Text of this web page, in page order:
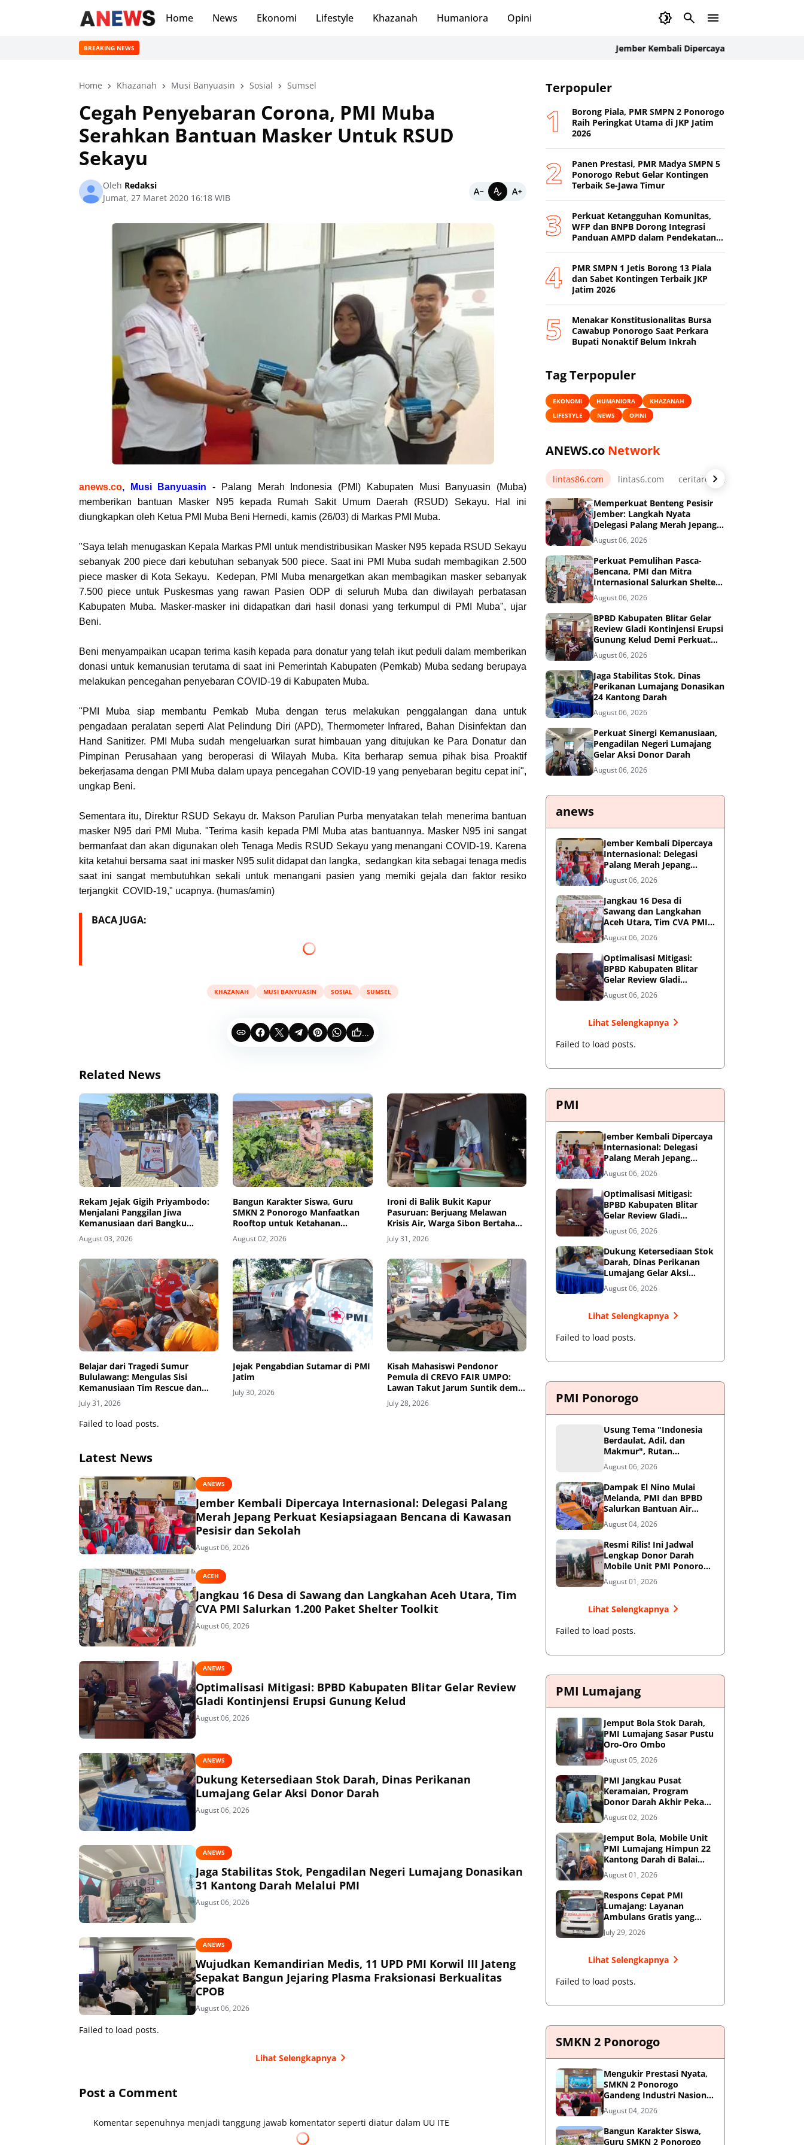
Home News Ekonomi Lifestyle Khazanah Humaniora Opini
BREAKING NEWS Jember Kembali Dipercaya Internasional: Delegasi
Home Khazanah Musi Banyuasin Sosial Sumsel
Cegah Penyebaran Corona, PMI Muba
Serahkan Bantuan Masker Untuk RSUD
Sekayu
Oleh Redaksi
Jumat, 27 Maret 2020 16:18 WIB
anews.co, Musi Banyuasin - Palang Merah Indonesia (PMI) Kabupaten Musi Banyuasin (Muba)
memberikan bantuan Masker N95 kepada Rumah Sakit Umum Daerah (RSUD) Sekayu. Hal ini
diungkapkan oleh Ketua PMI Muba Beni Hernedi, kamis (26/03) di Markas PMI Muba.
"Saya telah menugaskan Kepala Markas PMI untuk mendistribusikan Masker N95 kepada RSUD Sekayu
sebanyak 200 piece dari kebutuhan sebanyak 500 piece. Saat ini PMI Muba sudah membagikan 2.500
piece masker di Kota Sekayu. Kedepan, PMI Muba menargetkan akan membagikan masker sebanyak
7.500 piece untuk Puskesmas yang rawan Pasien ODP di seluruh Muba dan diwilayah perbatasan
Kabupaten Muba. Masker-masker ini didapatkan dari hasil donasi yang terkumpul di PMI Muba", ujar
Beni.
Beni menyampaikan ucapan terima kasih kepada para donatur yang telah ikut peduli dalam memberikan
donasi untuk kemanusian terutama di saat ini Pemerintah Kabupaten (Pemkab) Muba sedang berupaya
melakukan pencegahan penyebaran COVID-19 di Kabupaten Muba.
"PMI Muba siap membantu Pemkab Muba dengan terus melakukan penggalangan dana untuk
pengadaan peralatan seperti Alat Pelindung Diri (APD), Thermometer Infrared, Bahan Disinfektan dan
Hand Sanitizer. PMI Muba sudah mengeluarkan surat himbauan yang ditujukan ke Para Donatur dan
Pimpinan Perusahaan yang beroperasi di Wilayah Muba. Kita berharap semua pihak bisa Proaktif
bekerjasama dengan PMI Muba dalam upaya pencegahan COVID-19 yang penyebaran begitu cepat ini",
ungkap Beni.
Sementara itu, Direktur RSUD Sekayu dr. Makson Parulian Purba menyatakan telah menerima bantuan
masker N95 dari PMI Muba. "Terima kasih kepada PMI Muba atas bantuannya. Masker N95 ini sangat
bermanfaat dan akan digunakan oleh Tenaga Medis RSUD Sekayu yang menangani COVID-19. Karena
kita ketahui bersama saat ini masker N95 sulit didapat dan langka, sedangkan kita sebagai tenaga medis
saat ini sangat membutuhkan sekali untuk menangani pasien yang memiki gejala dan faktor resiko
terjangkit COVID-19," ucapnya. (humas/amin)
BACA JUGA:
KHAZANAH MUSI BANYUASIN SOSIAL SUMSEL
...
Related News
Rekam Jejak Gigih Priyambodo:
Menjalani Panggilan Jiwa
Kemanusiaan dari Bangku
Sekolah hingga Purna Tugas di
PMI
August 03, 2026
Bangun Karakter Siswa, Guru
SMKN 2 Ponorogo Manfaatkan
Rooftop untuk Ketahanan
Pangan
August 02, 2026
Ironi di Balik Bukit Kapur
Pasuruan: Berjuang Melawan
Krisis Air, Warga Sibon Bertahan
Hidup Lewat Selang
Kemanusiaan
July 31, 2026
Belajar dari Tragedi Sumur
Bululawang: Mengulas Sisi
Kemanusiaan Tim Rescue dan
Pentingnya Amankan Sumur
Aktif di Permukiman
July 31, 2026
Jejak Pengabdian Sutamar di PMI
Jatim
July 30, 2026
Kisah Mahasiswi Pendonor
Pemula di CREVO FAIR UMPO:
Lawan Takut Jarum Suntik demi
Kemanusiaan
July 28, 2026
Failed to load posts.
Latest News
ANEWS
Jember Kembali Dipercaya Internasional: Delegasi Palang
Merah Jepang Perkuat Kesiapsiagaan Bencana di Kawasan
Pesisir dan Sekolah
August 06, 2026
ACEH
Jangkau 16 Desa di Sawang dan Langkahan Aceh Utara, Tim
CVA PMI Salurkan 1.200 Paket Shelter Toolkit
August 06, 2026
ANEWS
Optimalisasi Mitigasi: BPBD Kabupaten Blitar Gelar Review
Gladi Kontinjensi Erupsi Gunung Kelud
August 06, 2026
ANEWS
Dukung Ketersediaan Stok Darah, Dinas Perikanan
Lumajang Gelar Aksi Donor Darah
August 06, 2026
ANEWS
Jaga Stabilitas Stok, Pengadilan Negeri Lumajang Donasikan
31 Kantong Darah Melalui PMI
August 06, 2026
ANEWS
Wujudkan Kemandirian Medis, 11 UPD PMI Korwil III Jateng
Sepakat Bangun Jejaring Plasma Fraksionasi Berkualitas
CPOB
August 06, 2026
Failed to load posts.
Lihat Selengkapnya
Post a Comment
Komentar sepenuhnya menjadi tanggung jawab komentator seperti diatur dalam UU ITE
Terpopuler
Borong Piala, PMR SMPN 2 Ponorogo
Raih Peringkat Utama di JKP Jatim
2026
Panen Prestasi, PMR Madya SMPN 5
Ponorogo Rebut Gelar Kontingen
Terbaik Se-Jawa Timur
Perkuat Ketangguhan Komunitas,
WFP dan BNPB Dorong Integrasi
Panduan AMPD dalam Pendekatan
PMR SMPN 1 Jetis Borong 13 Piala
dan Sabet Kontingen Terbaik JKP
Jatim 2026
Menakar Konstitusionalitas Bursa
Cawabup Ponorogo Saat Perkara
Bupati Nonaktif Belum Inkrah
Tag Terpopuler
EKONOMI HUMANIORA
KHAZANAH
LIFESTYLE
NEWS OPINI
ANEWS.co Network
lintas86.com lintas6.com ceritarelawan.my.id
Memperkuat Benteng Pesisir
Jember: Langkah Nyata
Delegasi Palang Merah Jepang
Dampingi Relawan dan Sekolah
Tangguh Bencana
August 06, 2026
Perkuat Pemulihan Pasca-
Bencana, PMI dan Mitra
Internasional Salurkan Shelter
Toolkit untuk 1.200 Keluarga di
Aceh Utara
August 06, 2026
BPBD Kabupaten Blitar Gelar
Review Gladi Kontinjensi Erupsi
Gunung Kelud Demi Perkuat
Mitigasi Bencana
August 06, 2026
Jaga Stabilitas Stok, Dinas
Perikanan Lumajang Donasikan
24 Kantong Darah
August 06, 2026
Perkuat Sinergi Kemanusiaan,
Pengadilan Negeri Lumajang
Gelar Aksi Donor Darah
August 06, 2026
anews
Jember Kembali Dipercaya
Internasional: Delegasi
Palang Merah Jepang
Perkuat Kesiapsiagaan
Bencana di Kawasan
Pesisir dan Sekolah
August 06, 2026
Jangkau 16 Desa di
Sawang dan Langkahan
Aceh Utara, Tim CVA PMI
Salurkan 1.200 Paket
Shelter Toolkit
August 06, 2026
Optimalisasi Mitigasi:
BPBD Kabupaten Blitar
Gelar Review Gladi
Kontinjensi Erupsi Gunung
Kelud
August 06, 2026
Lihat Selengkapnya
Failed to load posts.
PMI
Jember Kembali Dipercaya
Internasional: Delegasi
Palang Merah Jepang
Perkuat Kesiapsiagaan
Bencana di Kawasan
Pesisir dan Sekolah
August 06, 2026
Optimalisasi Mitigasi:
BPBD Kabupaten Blitar
Gelar Review Gladi
Kontinjensi Erupsi Gunung
Kelud
August 06, 2026
Dukung Ketersediaan Stok
Darah, Dinas Perikanan
Lumajang Gelar Aksi
Donor Darah
August 06, 2026
Lihat Selengkapnya
Failed to load posts.
PMI Ponorogo
Usung Tema "Indonesia
Berdaulat, Adil, dan
Makmur", Rutan
Ponorogo Gelar Donor
Darah Kemanusiaan
Sambut HUT RI ke-81
August 06, 2026
Dampak El Nino Mulai
Melanda, PMI dan BPBD
Salurkan Bantuan Air
Bersih ke Desa Terdampak
di Ponorogo
August 04, 2026
Resmi Rilis! Ini Jadwal
Lengkap Donor Darah
Mobile Unit PMI Ponorogo
Agustus 2026
August 01, 2026
Lihat Selengkapnya
Failed to load posts.
PMI Lumajang
Jemput Bola Stok Darah,
PMI Lumajang Sasar Pustu
Oro-Oro Ombo
August 05, 2026
PMI Jangkau Pusat
Keramaian, Program
Donor Darah Akhir Pekan
di GM Plaza Lumajang
Disambut Antusias
August 02, 2026
Jemput Bola, Mobile Unit
PMI Lumajang Himpun 22
Kantong Darah di Balai
Desa Jatirejo Kunir
August 01, 2026
Respons Cepat PMI
Lumajang: Layanan
Ambulans Gratis yang
Wajib Diketahui Warga
July 29, 2026
Lihat Selengkapnya
Failed to load posts.
SMKN 2 Ponorogo
Mengukir Prestasi Nyata,
SMKN 2 Ponorogo
Gandeng Industri Nasional
Demi Sesuaikan
Kurikulum dengan
Kebutuhan Dunia Kerja
August 04, 2026
Bangun Karakter Siswa,
Guru SMKN 2 Ponorogo